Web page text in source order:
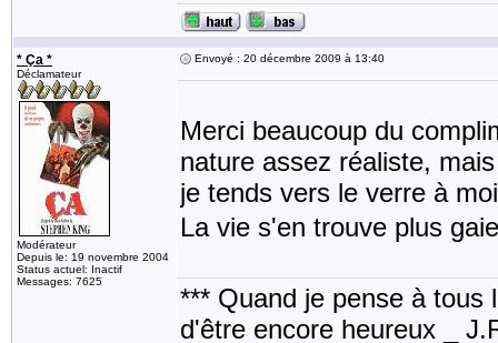
* Ça *
Déclamateur
Modérateur
Depuis le: 19 novembre 2004
Status actuel: Inactif
Messages: 7625
Envoyé : 20 décembre 2009 à 13:40
Merci beaucoup du
nature assez réaliste,
je tends vers le verre à
La vie s'en trouve plus
*** Quand je pense à tous
d'être encore heureux _